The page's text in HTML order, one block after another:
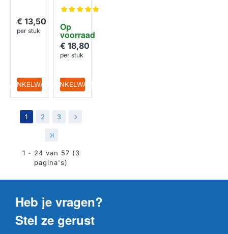
€ 13,50
per stuk
IN WINKELWAGEN
Op
voorraad
000861
FAC34
9 /
CHF34
€ 18,80
per stuk
IN WINKELWAGEN
1 2 3 >
>|
1 - 24 van 57 (3
pagina's)
Heb je vragen?
Stel ze gerust